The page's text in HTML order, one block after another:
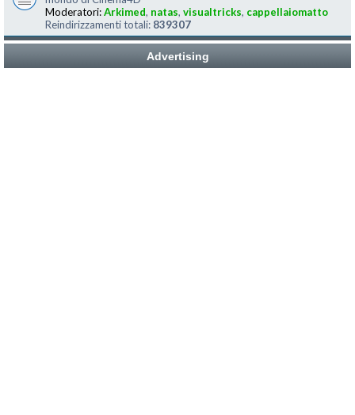
Moderatori:Arkimed, natas, visualtricks, cappellaiomatto
Reindirizzamenti totali: 839307
Advertising